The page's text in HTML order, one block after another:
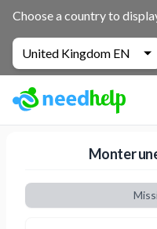
Choose a country to
United Kingdom EN
Monter
NeedHelp : site de